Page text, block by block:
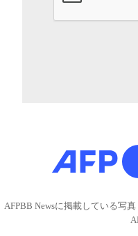
AFPBB Newsに掲載している写